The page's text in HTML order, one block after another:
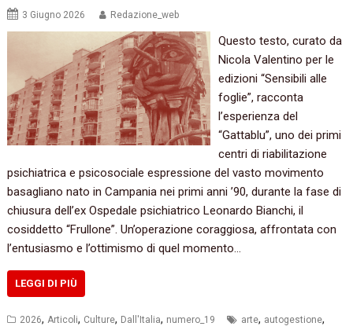
3 Giugno 2026 Redazione_web
Questo testo, curato da
Nicola Valentino per le
edizioni “Sensibili alle
foglie”, racconta
l’esperienza del
“Gattablu”, uno dei primi
centri di riabilitazione
psichiatrica e psicosociale espressione del vasto movimento
basagliano nato in Campania nei primi anni ’90, durante la fase di
chiusura dell’ex Ospedale psichiatrico Leonardo Bianchi, il
cosiddetto “Frullone”. Un’operazione coraggiosa, affrontata con
l’entusiasmo e l’ottimismo di quel momento…
LEGGI DI PIÙ
2026,Articoli, Culture, Dall'Italia, numero_19 arte, autogestione,